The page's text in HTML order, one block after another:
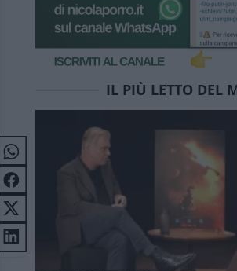
IL PIÙ LETTO DEL